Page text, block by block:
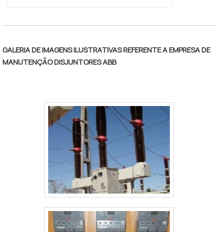
GALERIA DE IMAGENS ILUSTRATIVAS REFERENTE A EMPRESA DE
MANUTENÇÃO DISJUNTORES ABB